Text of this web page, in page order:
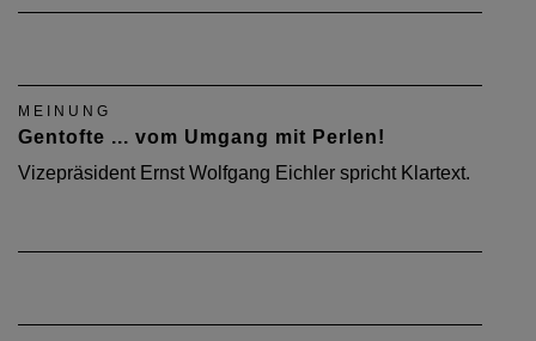
MEINUNG
Gentofte ... vom Umgang mit Perlen!
Vizepräsident Ernst Wolfgang Eichler spricht Klartext.